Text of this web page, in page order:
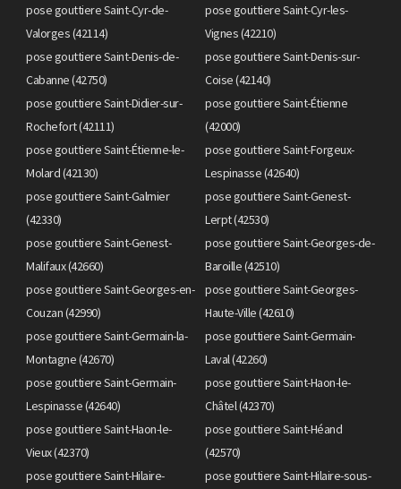
pose gouttiere Saint-Cyr-de-
Valorges (42114)
pose gouttiere Saint-Cyr-les-
Vignes (42210)
pose gouttiere Saint-Denis-de-
Cabanne (42750)
pose gouttiere Saint-Denis-sur-
Coise (42140)
pose gouttiere Saint-Didier-sur-
Rochefort (42111)
pose gouttiere Saint-Étienne
(42000)
pose gouttiere Saint-Étienne-le-
Molard (42130)
pose gouttiere Saint-Forgeux-
Lespinasse (42640)
pose gouttiere Saint-Galmier
(42330)
pose gouttiere Saint-Genest-
Lerpt (42530)
pose gouttiere Saint-Genest-
Malifaux (42660)
pose gouttiere Saint-Georges-de-
Baroille (42510)
pose gouttiere Saint-Georges-en-
Couzan (42990)
pose gouttiere Saint-Georges-
Haute-Ville (42610)
pose gouttiere Saint-Germain-la-
Montagne (42670)
pose gouttiere Saint-Germain-
Laval (42260)
pose gouttiere Saint-Germain-
Lespinasse (42640)
pose gouttiere Saint-Haon-le-
Châtel (42370)
pose gouttiere Saint-Haon-le-
Vieux (42370)
pose gouttiere Saint-Héand
(42570)
pose gouttiere Saint-Hilaire-
pose gouttiere Saint-Hilaire-sous-